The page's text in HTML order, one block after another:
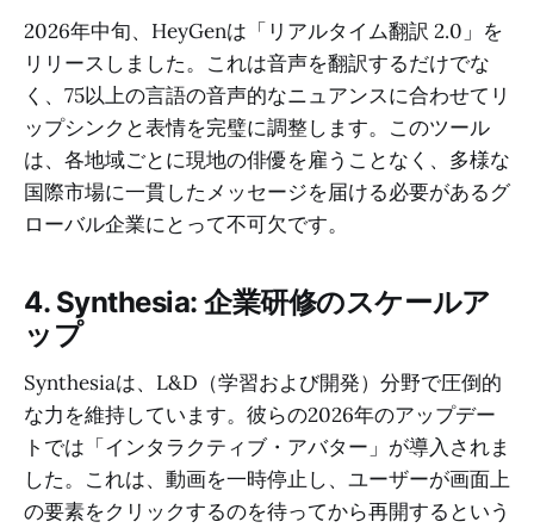
2026年中旬、HeyGenは「リアルタイム翻訳 2.0」を
リリースしました。これは音声を翻訳するだけでな
く、75以上の言語の音声的なニュアンスに合わせてリ
ップシンクと表情を完璧に調整します。このツール
は、各地域ごとに現地の俳優を雇うことなく、多様な
国際市場に一貫したメッセージを届ける必要があるグ
ローバル企業にとって不可欠です。
4. Synthesia: 企業研修のスケールア
ップ
Synthesiaは、L&D（学習および開発）分野で圧倒的
な力を維持しています。彼らの2026年のアップデー
トでは「インタラクティブ・アバター」が導入されま
した。これは、動画を一時停止し、ユーザーが画面上
の要素をクリックするのを待ってから再開するという